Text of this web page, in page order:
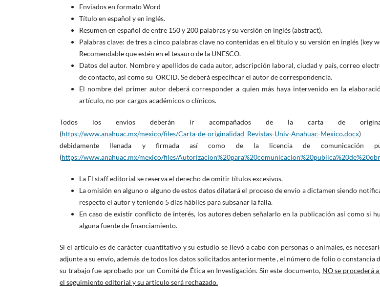
Enviados en formato Word
Título en español y en inglés.
Resumen en español de entre 150 y 200 palabras y su versión en inglés (abstract).
Palabras clave: de tres a cinco palabras clave no contenidas en el título y su versión en inglés (key
Recomendable que estén en el tesauro de la UNESCO.
Datos del autor. Nombre y apellidos de cada autor, adscripción laboral, ciudad y país, correo
de contacto, así como su ORCID. Se deberá especificar el autor de correspondencia.
El nombre del primer autor deberá corresponder a quien más haya intervenido en la
artículo, no por cargos académicos o clínicos.
Todos los envíos deberán ir acompañados de la carta de
(https://www.anahuac.mx/mexico/files/Carta-de-originalidad_Revistas-Univ-Anahuac-Mexico.docx)
debidamente llenada y firmada así como de la licencia de comunicación
(https://www.anahuac.mx/mexico/files/
La El staff editorial se reserva el derecho de omitir títulos excesivos.
La omisión en alguno o alguno de estos datos dilatará el proceso de envío a dictamen siendo
respecto el autor y teniendo 5 días hábiles para subsanar la falla.
En caso de existir conflicto de interés, los autores deben señalarlo en la publicación así como si
alguna fuente de financiamiento.
Si el artículo es de carácter cuantitativo y su estudio se llevó a cabo con personas o animales, es
adjunte a su envío, además de todos los datos solicitados anteriormente , el número de folio o constancia
su trabajo fue aprobado por un Comité de Ética en Investigación. Sin este documento, NO se procederá
el seguimiento editorial y su artículo será rechazado.